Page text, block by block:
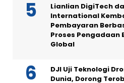
Lianlian DigiTech
International
Pembayaran
Proses Pengadaan
Global
DJI Uji Teknologi
Dunia, Dorong